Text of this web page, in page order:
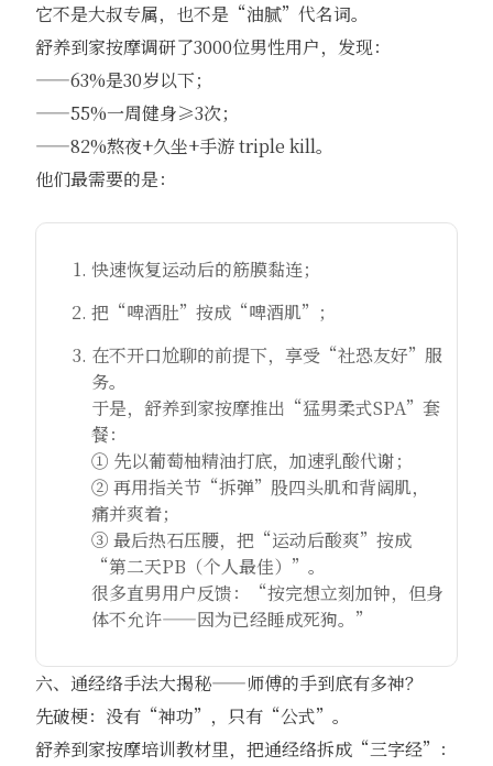
它不是大叔专属，也不是“油腻”代名词。
舒养到家按摩调研了3000位男性用户，发现：
——63%是30岁以下；
——55%一周健身≥3次；
——82%熬夜+久坐+手游 triple kill。
他们最需要的是：
快速恢复运动后的筋膜黏连；
把“啤酒肚”按成“啤酒肌”；
在不开口尬聊的前提下，享受“社恐友好”服
务。
于是，舒养到家按摩推出“猛男柔式SPA”套
餐：
① 先以葡萄柚精油打底，加速乳酸代谢；
② 再用指关节“拆弹”股四头肌和背阔肌，
痛并爽着；
③ 最后热石压腰，把“运动后酸爽”按成
“第二天PB（个人最佳）”。
很多直男用户反馈：“按完想立刻加钟，但身
体不允许——因为已经睡成死狗。”
六、通经络手法大揭秘——师傅的手到底有多神？
先破梗：没有“神功”，只有“公式”。
舒养到家按摩培训教材里，把通经络拆成“三字经”：